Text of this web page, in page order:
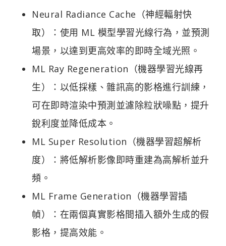
Neural Radiance Cache（神經輻射快
取）：使用 ML 模型學習光線行為，並預測
場景，以達到更高效率的即時全域光照。
ML Ray Regeneration（機器學習光線再
生）：以低採樣、雜訊高的影格進行訓練，
可在即時渲染中預測並濾除粒狀噪點，提升
銳利度並降低成本。
ML Super Resolution（機器學習超解析
度）：將低解析影像即時重建為高解析並升
頻。
ML Frame Generation（機器學習插
幀）：在兩個真實影格間插入額外生成的假
影格，提高效能。